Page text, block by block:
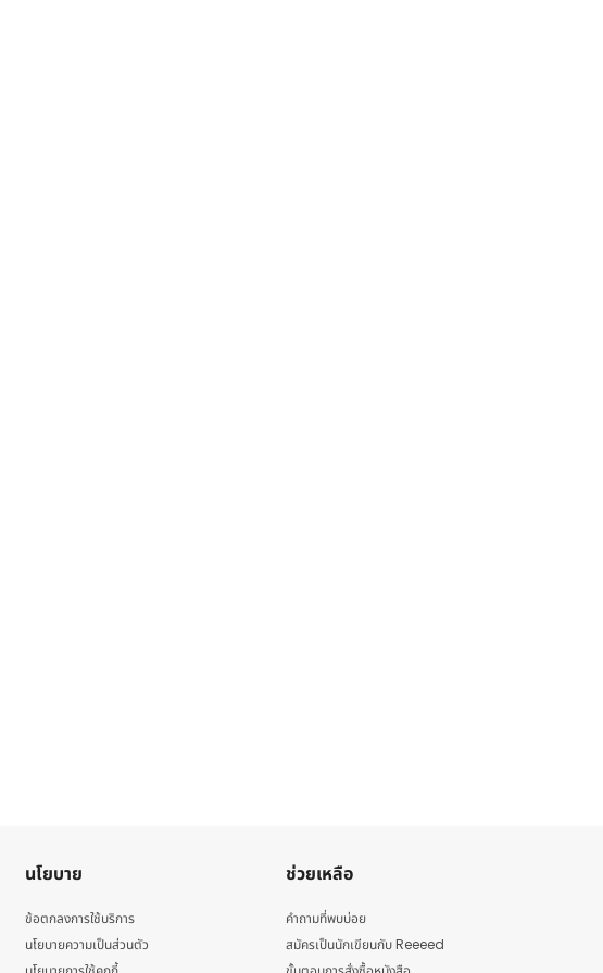
นโยบาย
ข้อตกลงการใช้บริการ
นโยบายความเป็นส่วนตัว
ช่วยเหลือ
คำถามที่พบบ่อย
สมัครเป็นนักเขียนกับ Reeeed